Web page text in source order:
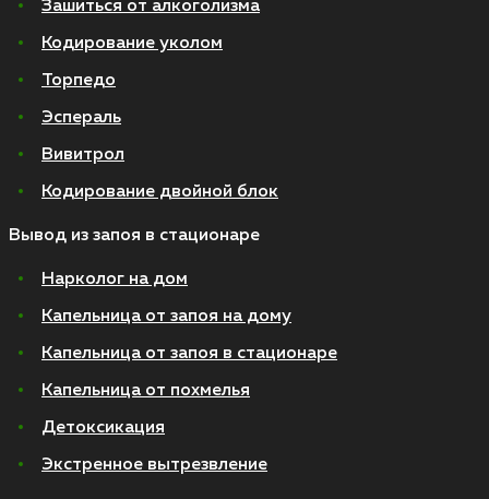
Зашиться от алкоголизма
Кодирование уколом
Торпедо
Эспераль
Вивитрол
Кодирование двойной блок
Вывод из запоя в стационаре
Нарколог на дом
Капельница от запоя на дому
Капельница от запоя в стационаре
Капельница от похмелья
Детоксикация
Экстренное вытрезвление